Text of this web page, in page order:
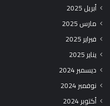
أبريل 2025
مارس 2025
فبراير 2025
يناير 2025
ديسمبر 2024
نوفمبر 2024
أكتوبر 2024